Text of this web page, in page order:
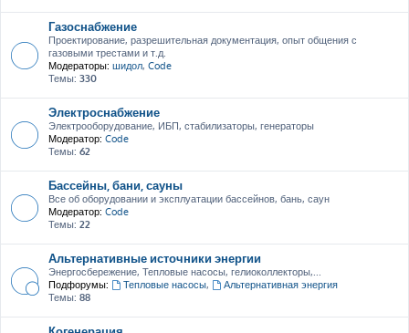
Газоснабжение
Проектирование, разрешительная документация, опыт общения с
газовыми трестами и т.д.
Модераторы: шидол, Code
Темы: 330
Электроснабжение
Электрооборудование, ИБП, стабилизаторы, генераторы
Модератор: Code
Темы: 62
Бассейны, бани, сауны
Все об оборудовании и эксплуатации бассейнов, бань, саун
Модератор: Code
Темы: 22
Альтернативные источники энергии
Энергосбережение, Тепловые насосы, гелиоколлекторы,...
Подфорумы:
Тепловые насосы,
Альтернативная энергия
Темы: 88